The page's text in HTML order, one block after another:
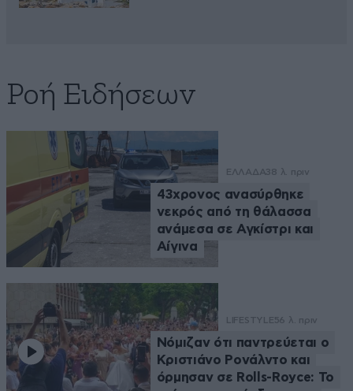
Ροή Ειδήσεων
ΕΛΛΑΔΑ38 λ. πριν
43χρονος ανασύρθηκε
νεκρός από τη θάλασσα
ανάμεσα σε Αγκίστρι και
Αίγινα
LIFESTYLE56 λ. πριν
Νόμιζαν ότι παντρεύεται ο
Κριστιάνο Ρονάλντο και
όρμησαν σε Rolls-Royce: Το